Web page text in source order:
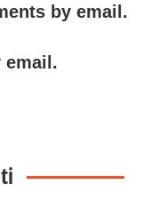
by email.
email.